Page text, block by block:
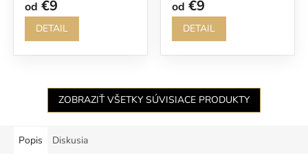
od €9
DETAIL
od €9
DETAIL
ZOBRAZIŤ VŠETKY SÚVISIACE PRODUKTY
Popis Diskusia